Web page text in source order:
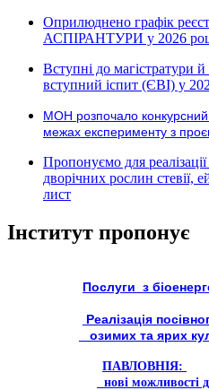
Оприлюднено графік
АСПІРАНТУРИ у 2026
Вступні до магістратури
вступний іспит (ЄВІ) у
МОН розпочало конкурсний
межах експерименту з
Пропонуємо для
дворічних рослин стевії,
лист
Інститут пропонує
Послуги з
Реалізація
озимих та ярих
ПАВЛОВНІЯ:
нові можливості